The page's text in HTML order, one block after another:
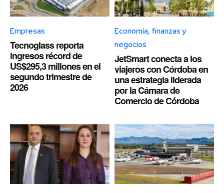
Empresas
Tecnoglass reporta
ingresos récord de
US$295,3 millones en el
segundo trimestre de
2026
Economía, finanzas y
negocios
JetSmart conecta a los
viajeros con Córdoba en
una estrategia liderada
por la Cámara de
Comercio de Córdoba